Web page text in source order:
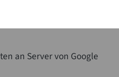
an Server von Google